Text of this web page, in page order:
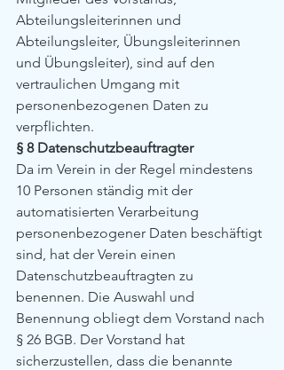
Abteilungsleiterinnen und
Abteilungsleiter, Übungsleiterinnen
und Übungsleiter), sind auf den
vertraulichen Umgang mit
personenbezogenen Daten zu
verpflichten.
§ 8 Datenschutzbeauftragter
Da im Verein in der Regel mindestens
10 Personen ständig mit der
automatisierten Verarbeitung
personenbezogener Daten beschäftigt
sind, hat der Verein einen
Datenschutzbeauftragten zu
benennen. Die Auswahl und
Benennung obliegt dem Vorstand nach
§ 26 BGB. Der Vorstand hat
sicherzustellen, dass die benannte